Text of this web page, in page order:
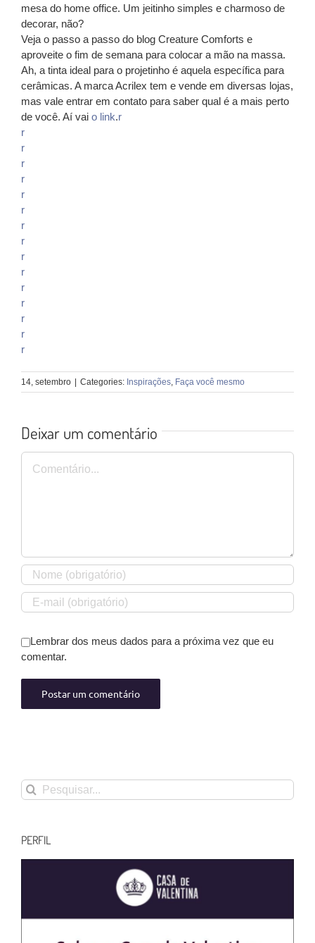
mesa do home office. Um jeitinho simples e charmoso de
decorar, não?
Veja o passo a passo do blog Creature Comforts e
aproveite o fim de semana para colocar a mão na massa.
Ah, a tinta ideal para o projetinho é aquela específica para
cerâmicas. A marca Acrilex tem e vende em diversas lojas,
mas vale entrar em contato para saber qual é a mais perto
de você. Aí vai o link.r
r
r
r
r
r
r
r
r
r
r
r
r
r
r
r
14, setembro Categories: Inspirações, Faça você mesmo
Deixar um comentário
Comentário
Lembrar dos meus dados para a próxima vez que eu
comentar.
Buscar
resultados
PERFIL